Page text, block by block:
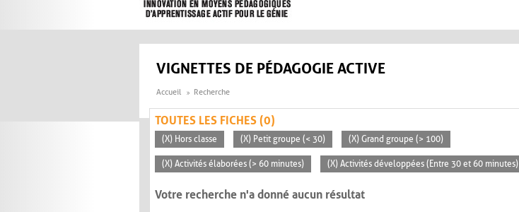
VIGNETTES DE PÉDAGOGIE ACTIVE
Accueil Recherche
TOUTES LES FICHES (0)
(X) Hors classe (X) Petit groupe (< 30) (X) Grand groupe (> 100)
(X) Activités élaborées (> 60 minutes) (X) Activités développées (Entre 30 et 60 minutes)
Votre recherche n'a donné aucun résultat